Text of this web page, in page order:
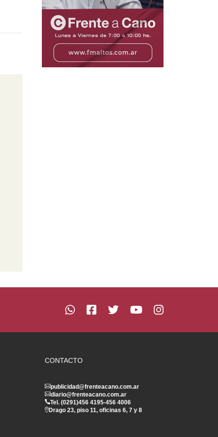
CONTACTO
publicidad@frenteacano.com.ar
diario@frenteacano.com.ar
Tel. (0291)456 4195-456 4006
Drago 23, piso 11, oficinas 6, 7 y 8